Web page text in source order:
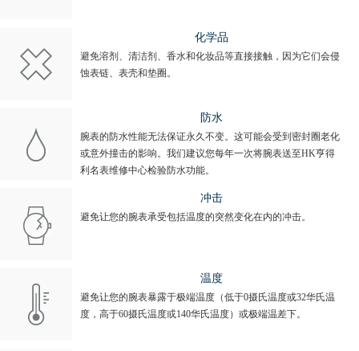
化学品
避免溶剂、清洁剂、香水和化妆品等直接接触，因为它们会侵
蚀表链、表壳和垫圈。
防水
腕表的防水性能无法保证永久不变。这可能会受到密封圈老化
或意外撞击的影响。我们建议您每年一次将腕表送至HK亨得
利名表维修中心检验防水功能。
冲击
避免让您的腕表承受包括温度的突然变化在内的冲击。
温度
避免让您的腕表暴露于极端温度（低于0摄氏温度或32华氏温
度，高于60摄氏温度或140华氏温度）或极端温差下。